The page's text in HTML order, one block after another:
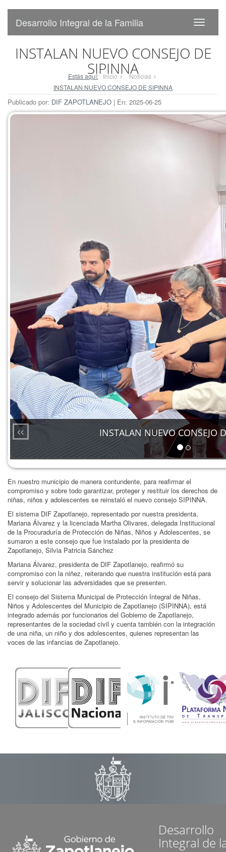
Desarrollo Integral de la Familia
INSTALAN NUEVO CONSEJO DE
SIPINNA
Estás aquí: Inicio
Noticias
INSTALAN NUEVO CONSEJO DE SIPINNA
Publicado por: DIF ZAPOTLANEJO | En: 2025-06-25
INSTALAN NUEVO CONSEJO
«
En nuestro municipio de manera contundente, para reafirmar el
compromiso y sobre todo garantizar, proteger y restituir los derechos de
niñas, niños y adolescentes se reinstaló el nuevo consejo SIPINNA.
El sistema DIF Zapotlanejo, representado por nuestra presidenta,
Mariana Álvarez y la licenciada Martha Olivares, delegada Institucional
de la Procuraduría de Protección de Niñas, Niños y Adolescentes, se
sumaron a este consejo que fue instalado por la presidenta de
Zapotlanejo, Silvia Patricia Sánchez
Mariana Álvarez, presidenta de DIF Zapotlanejo, reafirmó su
compromiso con la niñez, reiterando que nuestra institución está para
servir y solucionar las adversidades que se presenten.
El consejo del Sistema Municipal de Protección Integral de Niñas,
Niños y Adolescentes del Municipio de Zapotlanejo (SIPINNA), está
integrado además por funcionarios del Gobierno de Zapotlanejo,
representantes de la sociedad civil y cuenta también con la integración
de una niña, un niño y dos adolescentes, quienes representan las
voces de las infancias de Zapotlanejo.
Desarrollo
Integral de